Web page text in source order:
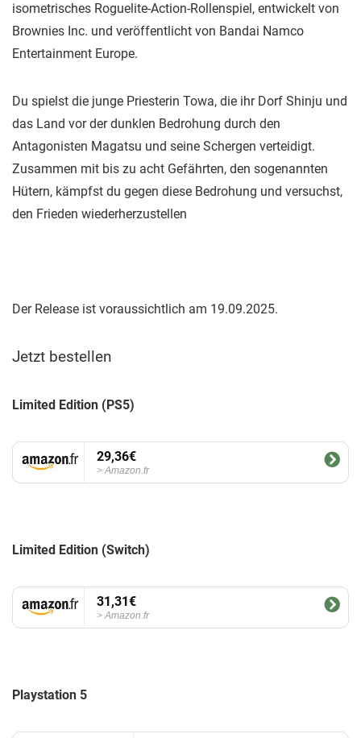
isometrisches Roguelite-Action-Rollenspiel, entwickelt von
Brownies Inc. und veröffentlicht von Bandai Namco
Entertainment Europe.
Du spielst die junge Priesterin Towa, die ihr Dorf Shinju und
das Land vor der dunklen Bedrohung durch den
Antagonisten Magatsu und seine Schergen verteidigt.
Zusammen mit bis zu acht Gefährten, den sogenannten
Hütern, kämpfst du gegen diese Bedrohung und versuchst,
den Frieden wiederherzustellen
Der Release ist voraussichtlich am 19.09.2025.
Jetzt bestellen
Limited Edition (PS5)
29,36€
Amazon.fr
Limited Edition (Switch)
31,31€
Amazon.fr
Playstation 5